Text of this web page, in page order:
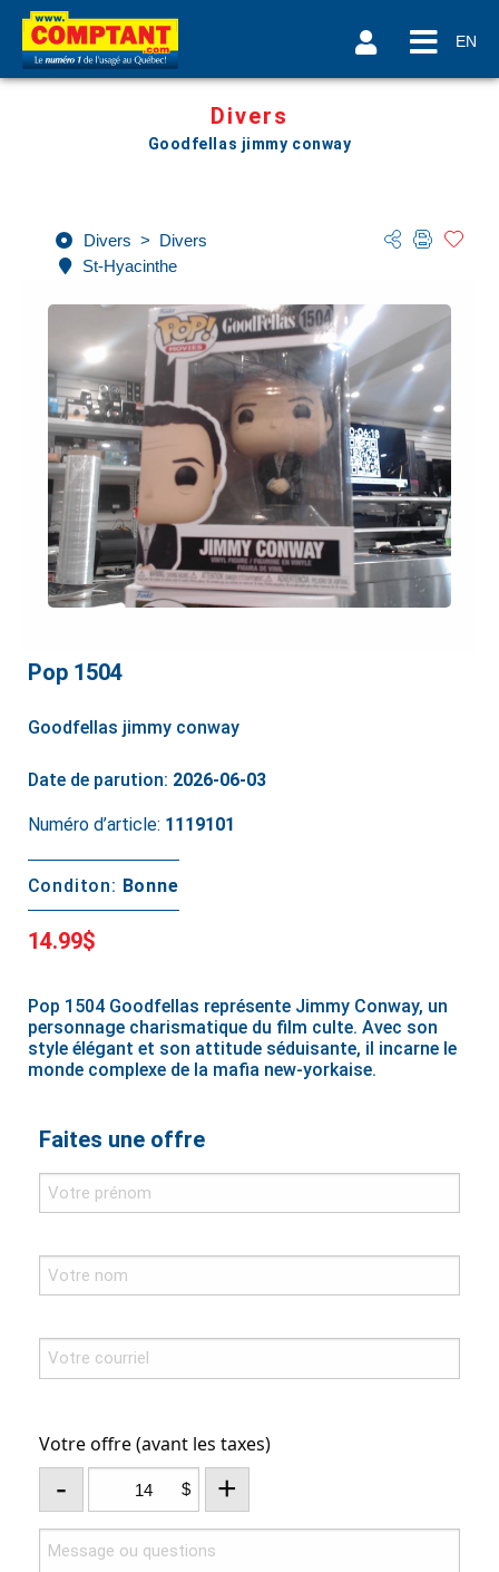
EN
Divers
Goodfellas jimmy conway
Divers > Divers
St-Hyacinthe
Pop 1504
Goodfellas jimmy conway
Date de parution: 2026-06-03
Numéro d’article: 1119101
Conditon: Bonne
14.99$
Pop 1504 Goodfellas représente Jimmy Conway, un
personnage charismatique du film culte. Avec son
style élégant et son attitude séduisante, il incarne le
monde complexe de la mafia new-yorkaise.
Faites une offre
Votre offre (avant les taxes)
- $ +